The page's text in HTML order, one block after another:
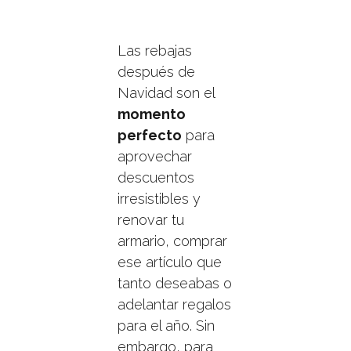
Las rebajas
después de
Navidad son el
momento
perfecto para
aprovechar
descuentos
irresistibles y
renovar tu
armario, comprar
ese artículo que
tanto deseabas o
adelantar regalos
para el año. Sin
embargo, para